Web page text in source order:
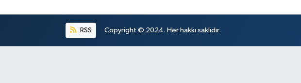
RSS Copyright © 2024. Her hakkı saklıdır.